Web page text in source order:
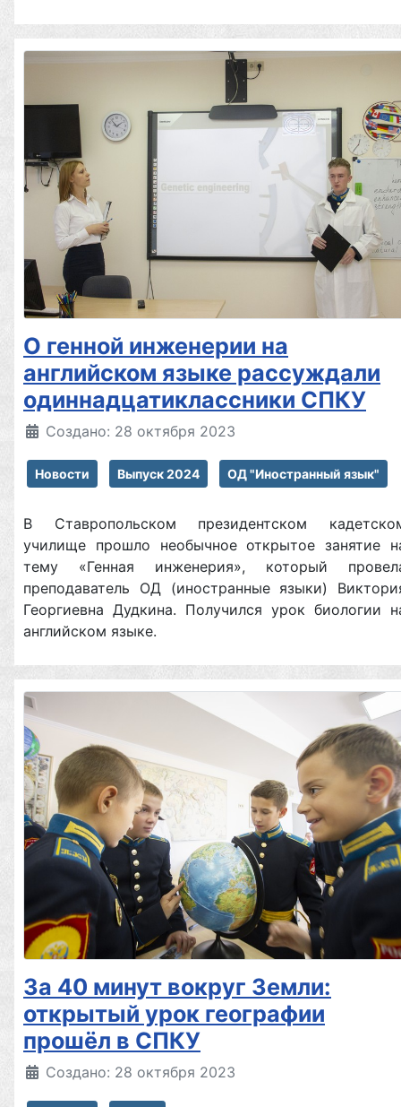
О генной инженерии на
английском языке рассуждали
одиннадцатиклассники СПКУ
Создано: 28 октября 2023
Новости Выпуск 2024 ОД "Иностранный язык"
В Ставропольском президентском
училище прошло необычное открытое занятие
тему «Генная инженерия», который
преподаватель ОД (иностранные языки)
Георгиевна Дудкина. Получился урок биологии
английском языке.
За 40 минут вокруг Земли:
открытый урок географии
прошёл в СПКУ
Создано: 28 октября 2023